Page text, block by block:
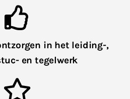
in het leiding-,
en tegelwerk